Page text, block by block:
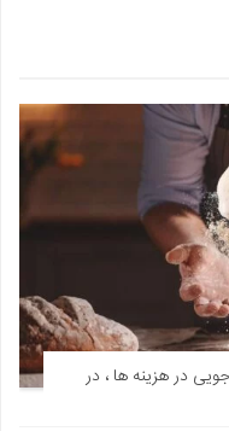
در هزینه‌ ها ، در